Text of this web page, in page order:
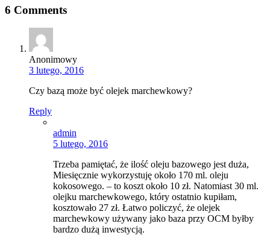
6 Comments
Anonimowy
3 lutego, 2016
Czy bazą może być olejek marchewkowy?
Reply
admin
5 lutego, 2016
Trzeba pamiętać, że ilość oleju bazowego jest duża,
Miesięcznie wykorzystuję około 170 ml. oleju
kokosowego. – to koszt około 10 zł. Natomiast 30 ml.
olejku marchewkowego, który ostatnio kupiłam,
kosztowało 27 zł. Łatwo policzyć, że olejek
marchewkowy używany jako baza przy OCM byłby
bardzo dużą inwestycją.